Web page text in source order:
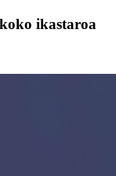
ikastaroa